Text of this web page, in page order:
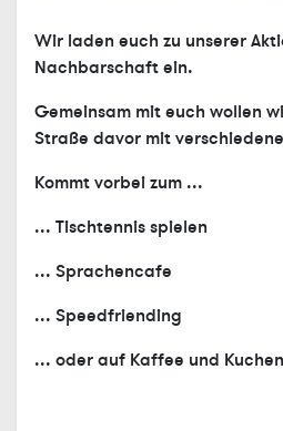
verschieden Aktionen
Wir laden euch zu unserer
Nachbarschaft ein.
Gemeinsam mit euch wollen
Straße davor mit
Kommt vorbei zum ...
... Tischtennis spielen
... Sprachencafe
... Speedfriending
... oder auf Kaffee und Kuchen
und Spaß haben sind